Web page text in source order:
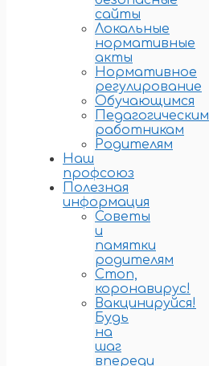
сайты
Локальные
нормативные
акты
Нормативное
регулирование
Обучающимся
Педагогическим
работникам
Родителям
Наш
профсоюз
Полезная
информация
Советы
и
памятки
родителям
Стоп,
коронавирус!
Вакцинируйся!
Будь
на
шаг
впереди